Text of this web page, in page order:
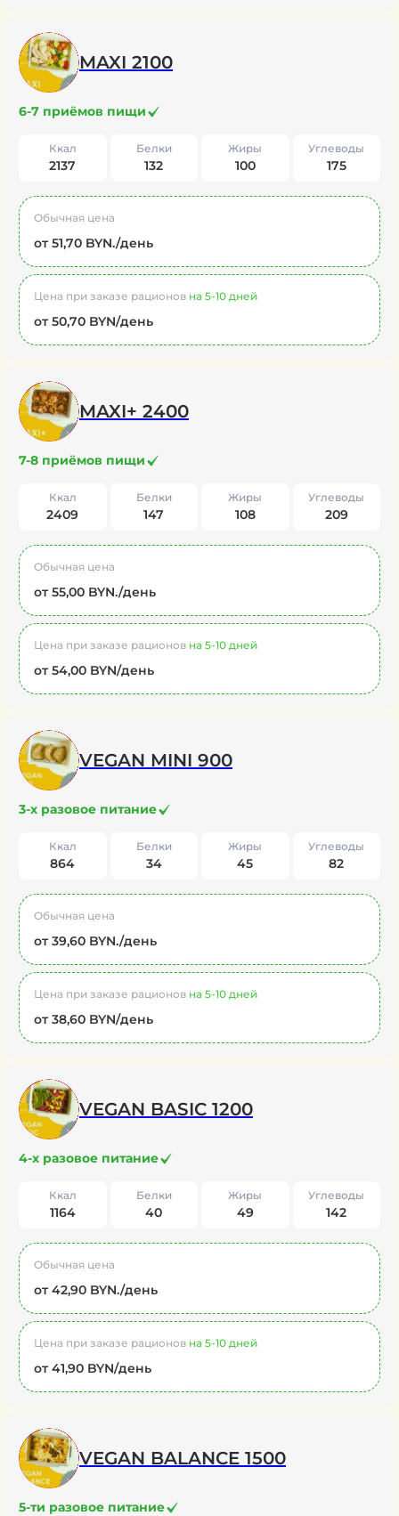
MAXI 2100
6-7 приёмов пищи
Ккал
2137
Белки
132
Жиры
100
Углеводы
175
Обычная цена
от 51,70 BYN./день
Цена при заказе рационов на 5-10 дней
от 50,70 BYN/день
MAXI+ 2400
7-8 приёмов пищи
Ккал
2409
Белки
147
Жиры
108
Углеводы
209
Обычная цена
от 55,00 BYN./день
Цена при заказе рационов на 5-10 дней
от 54,00 BYN/день
VEGAN MINI 900
3-х разовое питание
Ккал
864
Белки
34
Жиры
45
Углеводы
82
Обычная цена
от 39,60 BYN./день
Цена при заказе рационов на 5-10 дней
от 38,60 BYN/день
VEGAN BASIC 1200
4-х разовое питание
Ккал
1164
Белки
40
Жиры
49
Углеводы
142
Обычная цена
от 42,90 BYN./день
Цена при заказе рационов на 5-10 дней
от 41,90 BYN/день
VEGAN BALANCE 1500
5-ти разовое питание